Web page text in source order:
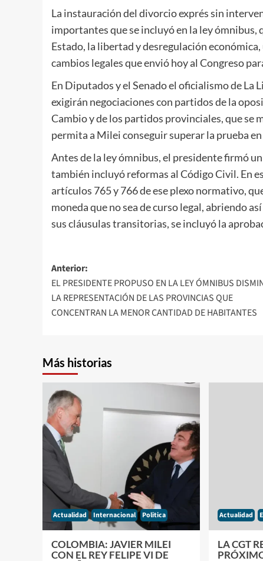
La instauración del divorcio exprés sin
importantes que se incluyó en la ley ómnibus,
Estado, la libertad y desregulación
cambios legales que envió hoy al Congreso
En Diputados y el Senado el oficialismo de
exigirán negociaciones con partidos de la
Cambio y de los partidos provinciales, que se
permita a Milei conseguir superar la prueba en
Antes de la ley ómnibus, el presidente firmó
también incluyó reformas al Código Civil. En
artículos 765 y 766 de ese plexo normativo,
moneda que no sea de curso legal, abriendo
sus cláusulas transitorias, se incluyó la
Navegación
de
entradas
Anterior:
EL PRESIDENTE PROPUSO EN LA LEY ÓMNIBUS
LA REPRESENTACIÓN DE LAS PROVINCIAS QUE
CONCENTRAN LA MENOR CANTIDAD DE HABITANTES
Más historias
Actualidad Internacional Politica
COLOMBIA: JAVIER MILEI
CON EL REY FELIPE VI DE
Actualidad
LA CGT